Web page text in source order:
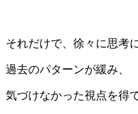
それだけで、徐々に思考
過去のパターンが緩み、
気づけなかった視点を得て